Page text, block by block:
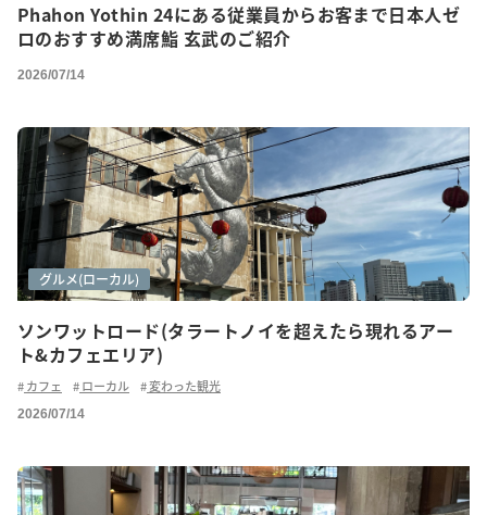
Phahon Yothin 24にある従業員からお客まで日本人ゼ
ロのおすすめ満席鮨 玄武のご紹介
2026/07/14
ソンワットロード(タラートノイを超えたら現れるアー
ト&カフェエリア)
アートシーン
グルメ
グルメ(ローカル)
カフェ ローカル 変わった観光
2026/07/14